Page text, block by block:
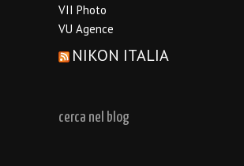
VII Photo
VU Agence
NIKON ITALIA
cerca nel blog